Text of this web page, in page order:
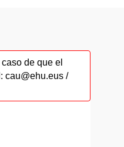
de que el
cau@ehu.eus /